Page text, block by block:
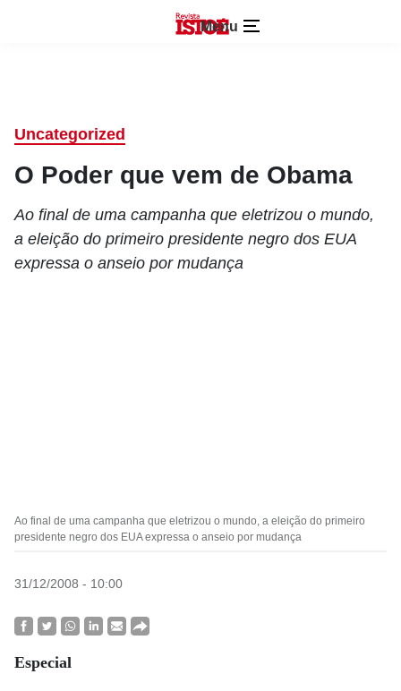
Menu
Uncategorized
O Poder que vem de Obama
Ao final de uma campanha que eletrizou o mundo,
a eleição do primeiro presidente negro dos EUA
expressa o anseio por mudança
Ao final de uma campanha que eletrizou o mundo, a eleição do primeiro
presidente negro dos EUA expressa o anseio por mudança
31/12/2008 - 10:00
Especial